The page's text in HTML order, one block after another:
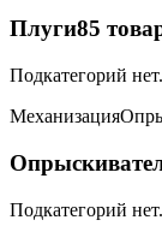
Плуги85
Подкатегорий нет.
Механизация
Подкатегорий нет.